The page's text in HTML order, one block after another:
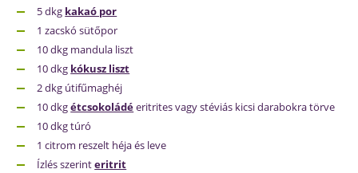
5 dkg kakaó por
1 zacskó sütőpor
10 dkg mandula liszt
10 dkg kókusz liszt
2 dkg útifűmaghéj
10 dkgétcsokoládéeritrites vagy stéviás kicsi darabokra törve
10 dkg túró
1 citrom reszelt héja és leve
Ízlés szerinteritrit